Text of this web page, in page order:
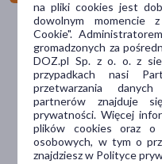
szampon(2)
płyn(1)
pokaż więcej
Problem
potliwość(10)
nieprzyjemny zapach
na pliki cookies jest
dowolnym momencie
Cookie".
gromadzonych za
DOZ.pl Sp. z o. o. z
przypadkach nasi
przetwarzania
partnerów znajduje
prywatności. Więcej
plików cookies oraz o
osobowych, w tym o
znajdziesz w Polityce